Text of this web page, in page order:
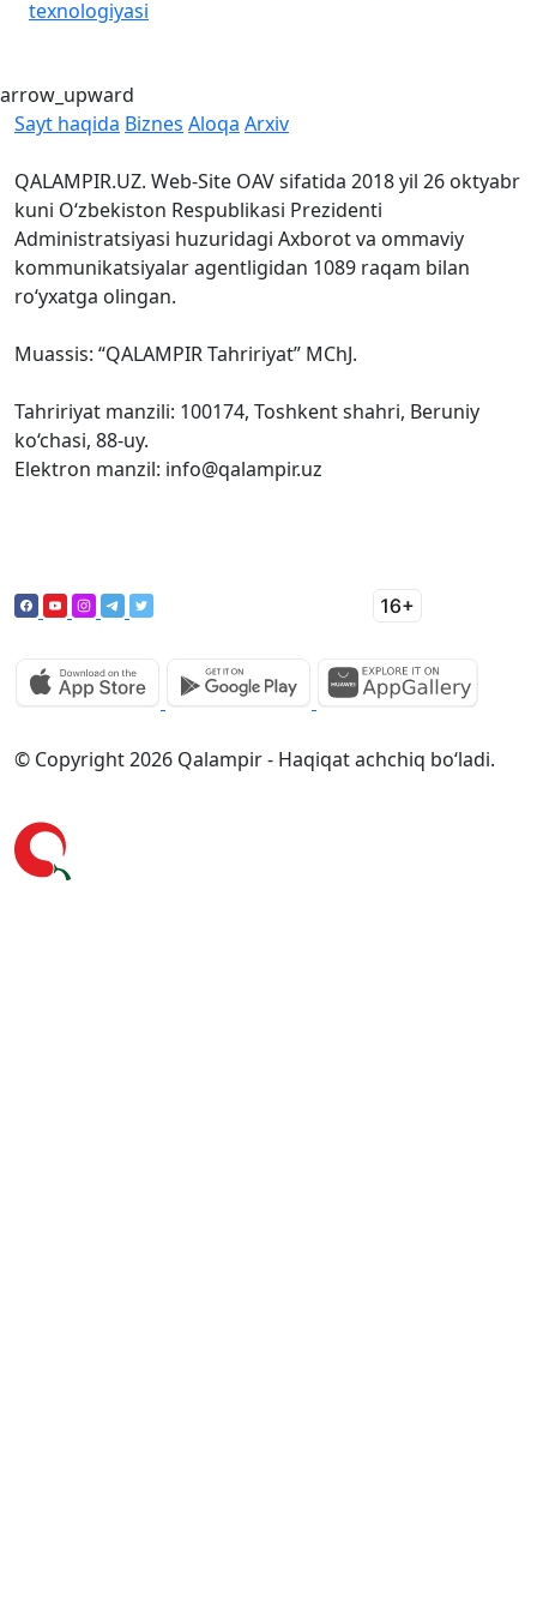
texnologiyasi
arrow_upward
Sayt haqida Biznes Aloqa Arxiv
QALAMPIR.UZ. Web-Site OAV sifatida 2018 yil 26 oktyabr
kuni O‘zbekiston Respublikasi Prezidenti
Administratsiyasi huzuridagi Axborot va ommaviy
kommunikatsiyalar agentligidan 1089 raqam bilan
ro‘yxatga olingan.
Muassis: “QALAMPIR Tahririyat” MChJ.
Tahririyat manzili: 100174, Toshkent shahri, Beruniy
ko‘chasi, 88-uy.
Elektron manzil: info@qalampir.uz
© Copyright 2026 Qalampir - Haqiqat achchiq bo‘ladi.